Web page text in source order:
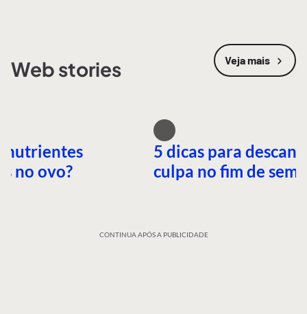
Web stories Veja mais
nutrientes
no ovo?
5 dicas para
culpa no fim de
CONTINUA APÓS A PUBLICIDADE